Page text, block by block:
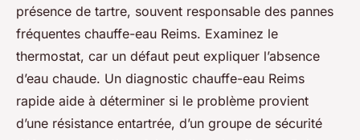
présence de tartre, souvent responsable des pannes
fréquentes chauffe-eau Reims. Examinez le
thermostat, car un défaut peut expliquer l’absence
d’eau chaude. Un diagnostic chauffe-eau Reims
rapide aide à déterminer si le problème provient
d’une résistance entartrée, d’un groupe de sécurité